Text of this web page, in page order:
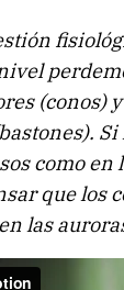
(conos)
como en
que los
las